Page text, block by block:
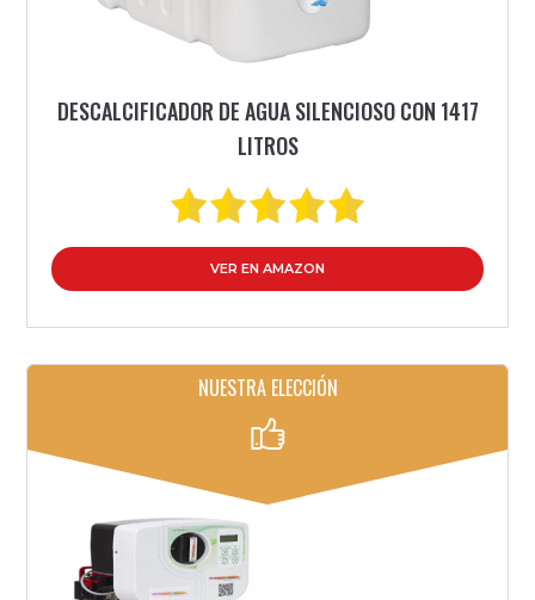
DESCALCIFICADOR DE AGUA SILENCIOSO CON 1417
LITROS
VER EN AMAZON
NUESTRA ELECCIÓN